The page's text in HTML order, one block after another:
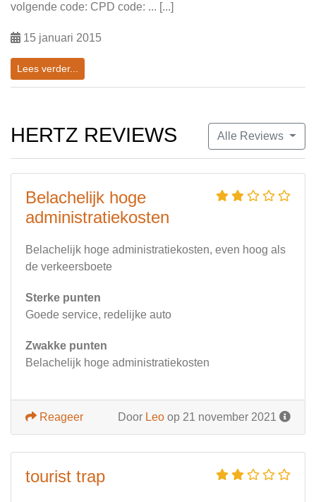
volgende code: CPD code: ... [...]
15 januari 2015
Lees verder...
Alle Reviews
HERTZ REVIEWS
Belachelijk hoge
administratiekosten
Belachelijk hoge administratiekosten, even hoog als
de verkeersboete
Sterke punten
Goede service, redelijke auto
Zwakke punten
Belachelijk hoge administratiekosten
Door Leo op 21 november 2021
Reageer
tourist trap